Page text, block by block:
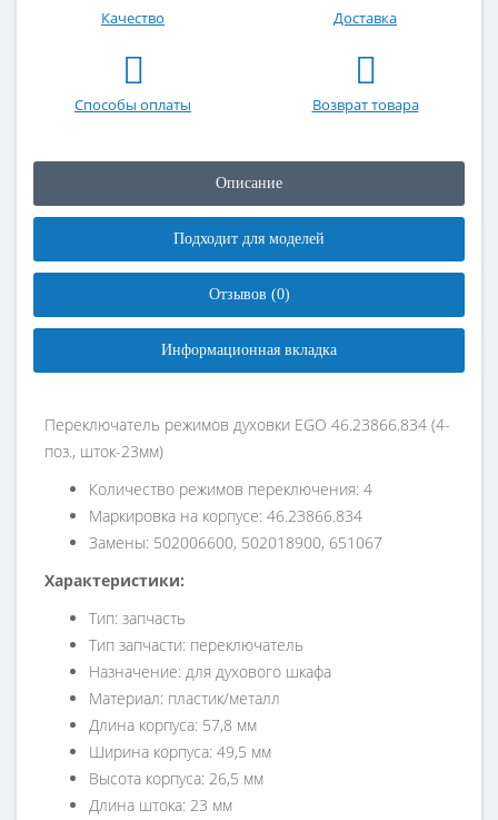
Качество Доставка
Способы оплаты Возврат товара
Описание
Подходит для моделей
Отзывов (0)
Информационная вкладка
Переключатель режимов духовки EGO 46.23866.834 (4-
поз., шток-23мм)
Количество режимов переключения: 4
Маркировка на корпусе: 46.23866.834
Замены: 502006600, 502018900, 651067
​Характеристики:
Тип: запчасть
Тип запчасти: переключатель
Назначение: для духового шкафа
Материал: пластик/металл
Длина корпуса: 57,8 мм
Ширина корпуса: 49,5 мм
Высота корпуса: 26,5 мм
Длина штока: 23 мм